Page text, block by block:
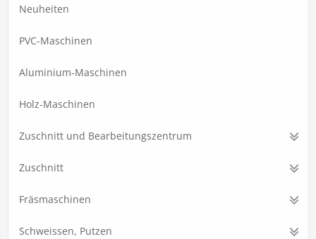
Neuheiten
PVC-Maschinen
Aluminium-Maschinen
Holz-Maschinen
Zuschnitt und Bearbeitungszentrum
Zuschnitt
Fräsmaschinen
Schweissen, Putzen